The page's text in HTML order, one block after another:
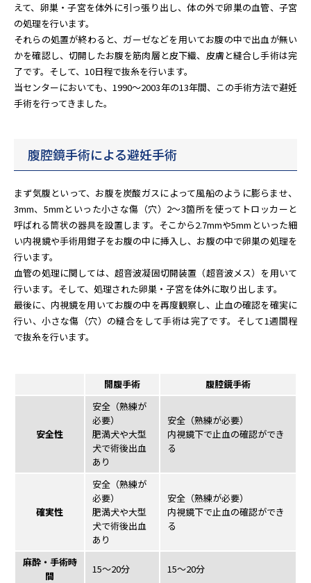
えて、卵巣・子宮を体外に引っ張り出し、体の外で卵巣の血管、子宮
の処理を行います。
それらの処置が終わると、ガーゼなどを用いてお腹の中で出血が無い
かを確認し、切開したお腹を筋肉層と皮下織、皮膚と縫合し手術は完
了です。そして、10日程で抜糸を行います。
当センターにおいても、1990～2003年の13年間、この手術方法で避妊
手術を行ってきました。
腹腔鏡手術による避妊手術
まず気腹といって、お腹を炭酸ガスによって風船のように膨らませ、
3mm、5mmといった小さな傷（穴）2～3箇所を使ってトロッカーと
呼ばれる筒状の器具を設置します。そこから2.7mmや5mmといった細
い内視鏡や手術用鉗子をお腹の中に挿入し、お腹の中で卵巣の処理を
行います。
血管の処理に関しては、超音波凝固切開装置（超音波メス）を用いて
行います。そして、処理された卵巣・子宮を体外に取り出します。
最後に、内視鏡を用いてお腹の中を再度観察し、止血の確認を確実に
行い、小さな傷（穴）の縫合をして手術は完了です。そして1週間程
で抜糸を行います。
開腹手術 腹腔鏡手術
安全性
安全（熟練が
必要）
肥満犬や大型
犬で術後出血
あり
安全（熟練が必要）
内視鏡下で止血の確認ができ
る
確実性
安全（熟練が
必要）
肥満犬や大型
犬で術後出血
あり
安全（熟練が必要）
内視鏡下で止血の確認ができ
る
麻酔・手術時
間
15～20分 15～20分